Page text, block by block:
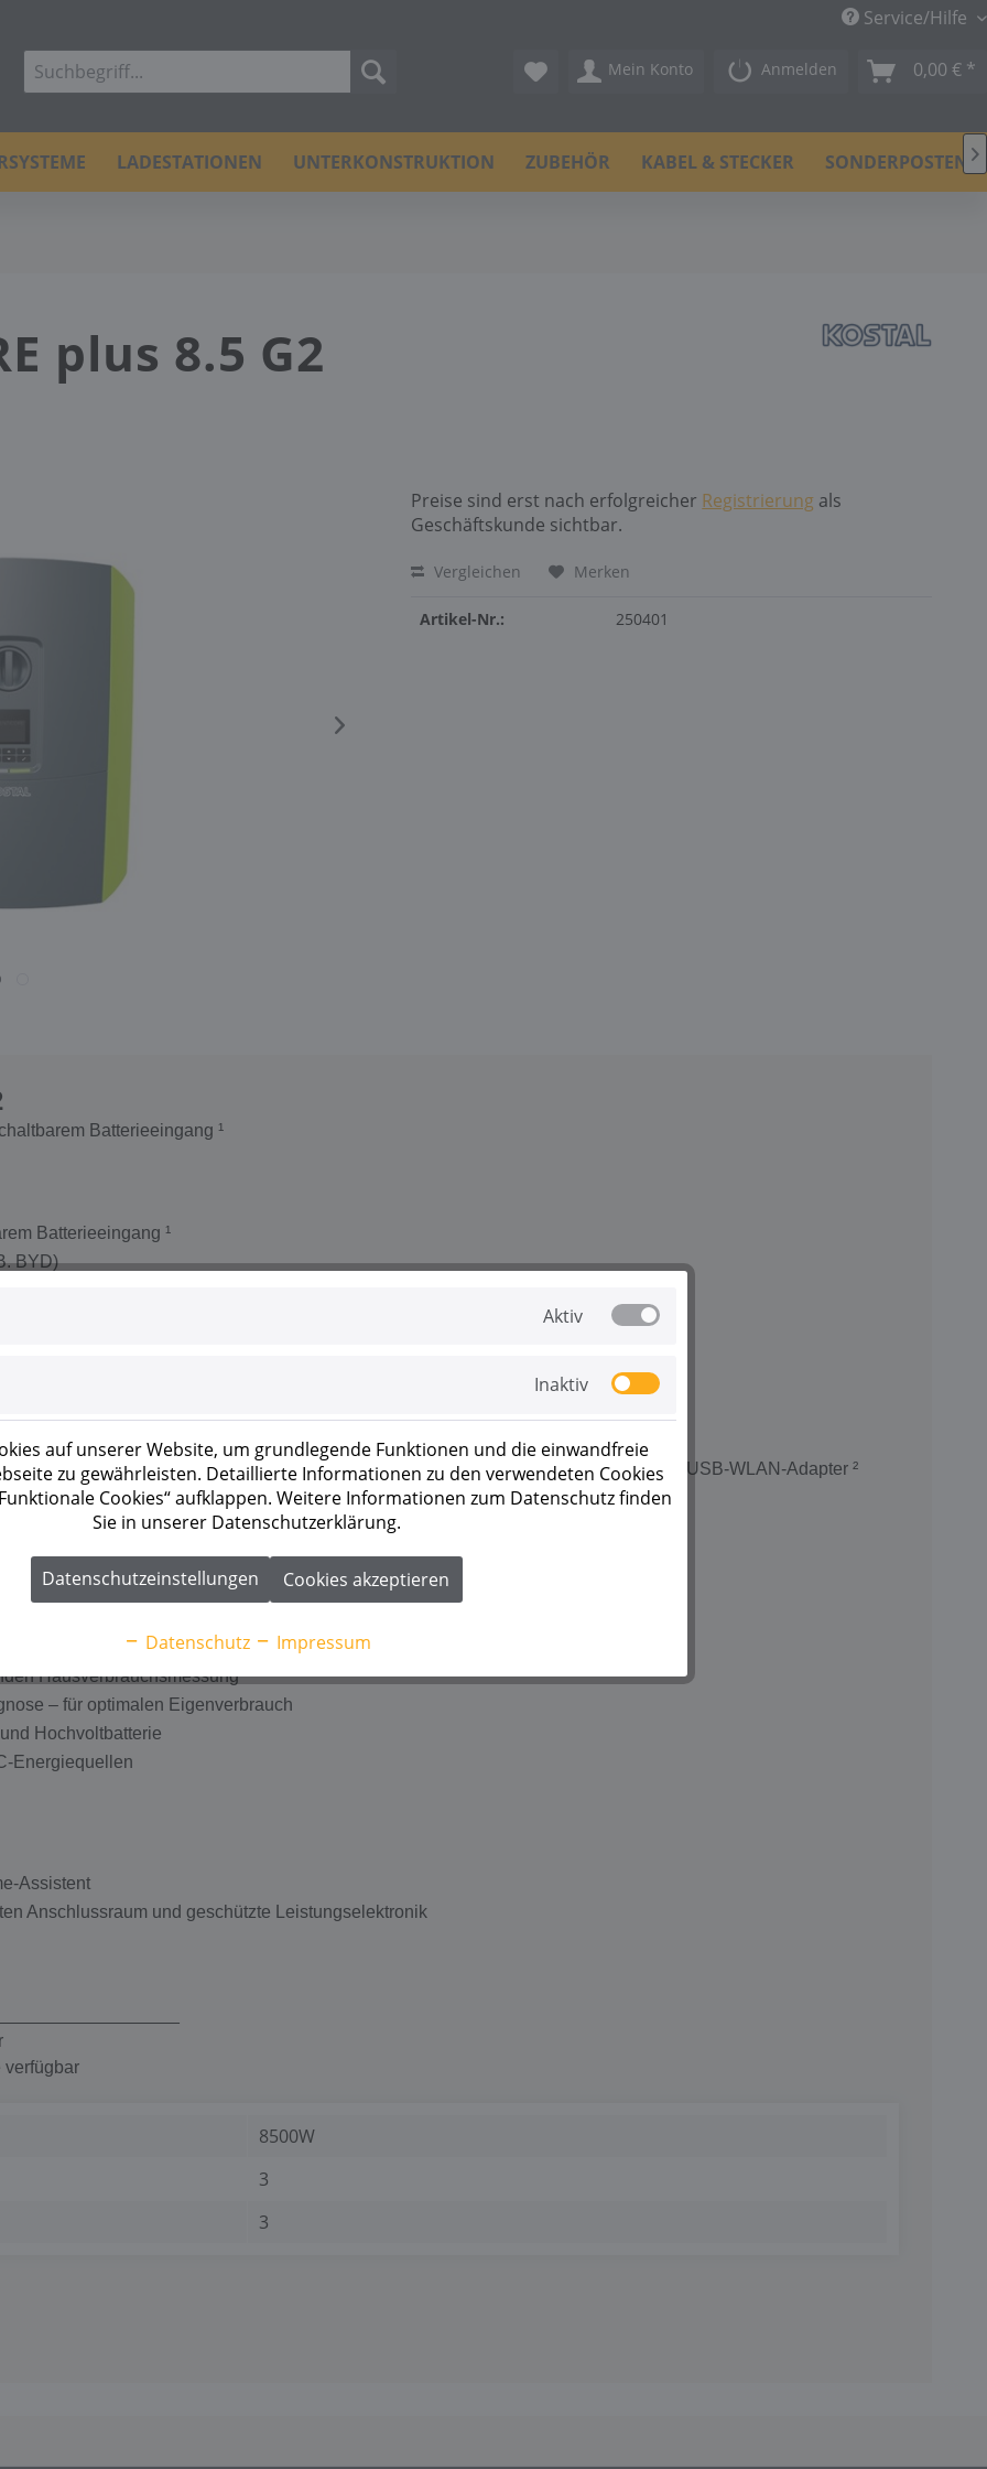
Service/Hilfe
Mein Konto Anmelden 0,00 € *
LADESTATIONEN UNTERKONSTRUKTION ZUBEHÖR KABEL & STECKER SONDERPOSTEN 
plus 8.5 G2
Preise sind erst nach erfolgreicher Registrierung als
Geschäftskunde sichtbar.
Vergleichen Merken
Artikel-Nr.: 250401
Batterieeingang ¹
Batterieeingang ¹
BYD)
Funktionen über App erweiterbar
und Regelungsschnittstellen serienmäßig integriert, WLAN Ready über externen USB-WLAN-Adapter ²
passt sich individuell an den Installationsort an
Hausverbrauchsmessung
– für optimalen Eigenverbrauch
Hochvoltbatterie
Energiequellen
Assistent
Anschlussraum und geschützte Leistungselektronik
verfügbar
8500W
3
3
Aktiv
Inaktiv
auf unserer Website, um grundlegende Funktionen und die einwandfreie
zu gewährleisten. Detaillierte Informationen zu den verwendeten Cookies
Cookies“ aufklappen. Weitere Informationen zum Datenschutz finden
Sie in unserer Datenschutzerklärung.
Datenschutzeinstellungen Cookies akzeptieren
Datenschutz Impressum